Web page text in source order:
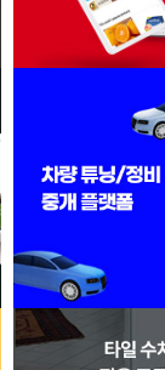
식품기업 B2B